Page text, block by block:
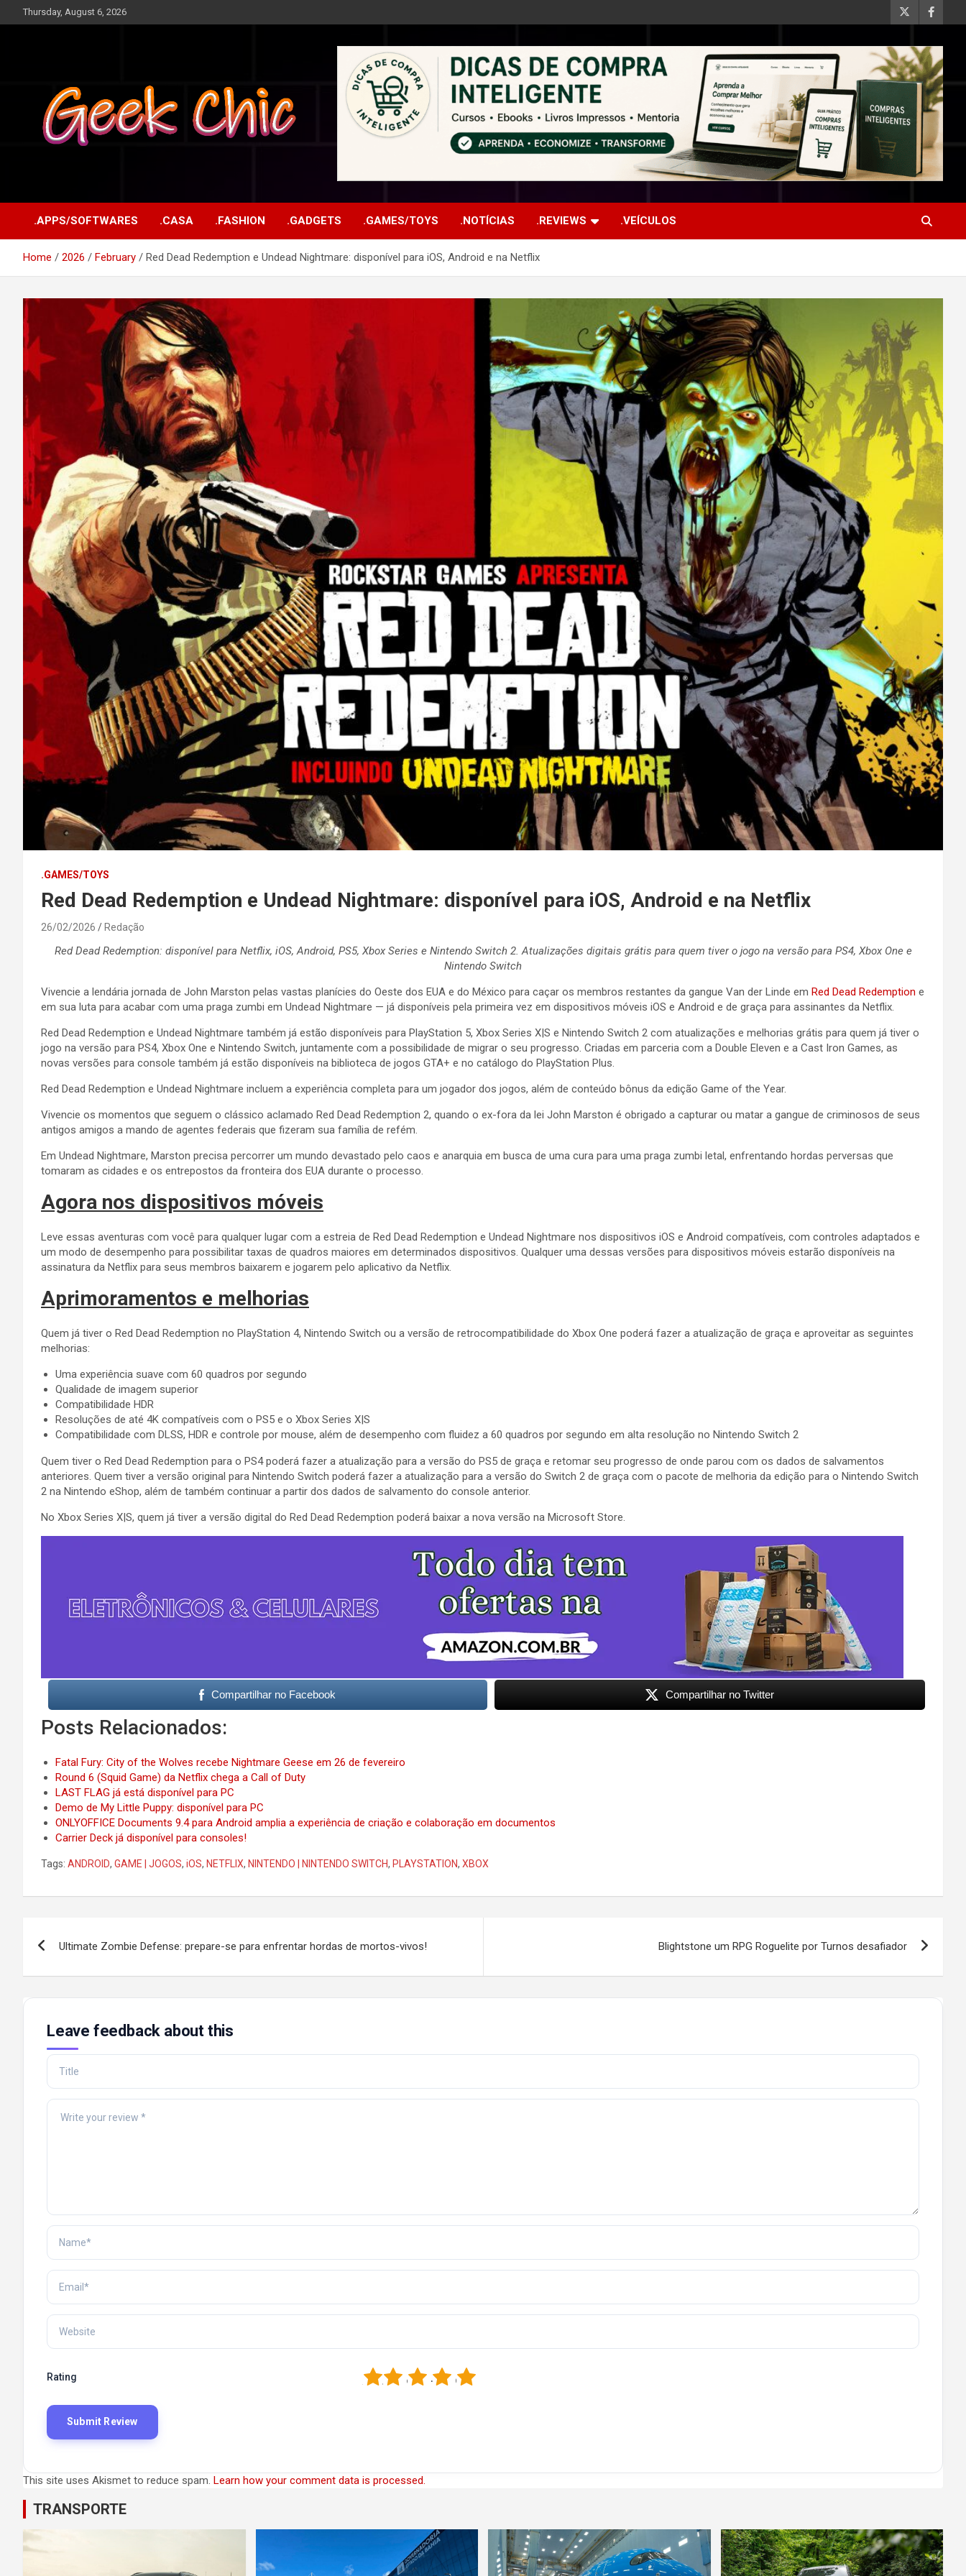
to
Thursday, August 6, 2026
.APPS/SOFTWARES .CASA .FASHION .GADGETS .GAMES/TOYS .NOTÍCIAS .REVIEWS .VEÍCULOS
Home 2026 February Red Dead Redemption e Undead Nightmare: disponível para iOS, Android e na Netflix
.GAMES/TOYS
Red Dead Redemption e Undead Nightmare: disponível para iOS, Android e na Netflix
26/02/2026 Redação
Red Dead Redemption: disponível para Netflix, iOS, Android, PS5, Xbox Series e Nintendo Switch 2. Atualizações digitais grátis para quem tiver o jogo na versão para PS4, Xbox One e
Nintendo Switch
Vivencie a lendária jornada de John Marston pelas vastas planícies do Oeste dos EUA e do México para caçar os membros restantes da gangue Van der Linde em Red Dead Redemption e
em sua luta para acabar com uma praga zumbi em Undead Nightmare — já disponíveis pela primeira vez em dispositivos móveis iOS e Android e de graça para assinantes da Netflix.
Red Dead Redemption e Undead Nightmare também já estão disponíveis para PlayStation 5, Xbox Series X|S e Nintendo Switch 2 com atualizações e melhorias grátis para quem já tiver o
jogo na versão para PS4, Xbox One e Nintendo Switch, juntamente com a possibilidade de migrar o seu progresso. Criadas em parceria com a Double Eleven e a Cast Iron Games, as
novas versões para console também já estão disponíveis na biblioteca de jogos GTA+ e no catálogo do PlayStation Plus.
Red Dead Redemption e Undead Nightmare incluem a experiência completa para um jogador dos jogos, além de conteúdo bônus da edição Game of the Year.
Vivencie os momentos que seguem o clássico aclamado Red Dead Redemption 2, quando o ex-fora da lei John Marston é obrigado a capturar ou matar a gangue de criminosos de seus
antigos amigos a mando de agentes federais que fizeram sua família de refém.
Em Undead Nightmare, Marston precisa percorrer um mundo devastado pelo caos e anarquia em busca de uma cura para uma praga zumbi letal, enfrentando hordas perversas que
tomaram as cidades e os entrepostos da fronteira dos EUA durante o processo.
Agora nos dispositivos móveis
Leve essas aventuras com você para qualquer lugar com a estreia de Red Dead Redemption e Undead Nightmare nos dispositivos iOS e Android compatíveis, com controles adaptados e
um modo de desempenho para possibilitar taxas de quadros maiores em determinados dispositivos. Qualquer uma dessas versões para dispositivos móveis estarão disponíveis na
assinatura da Netflix para seus membros baixarem e jogarem pelo aplicativo da Netflix.
Aprimoramentos e melhorias
Quem já tiver o Red Dead Redemption no PlayStation 4, Nintendo Switch ou a versão de retrocompatibilidade do Xbox One poderá fazer a atualização de graça e aproveitar as seguintes
melhorias:
Uma experiência suave com 60 quadros por segundo
Qualidade de imagem superior
Compatibilidade HDR
Resoluções de até 4K compatíveis com o PS5 e o Xbox Series X|S
Compatibilidade com DLSS, HDR e controle por mouse, além de desempenho com fluidez a 60 quadros por segundo em alta resolução no Nintendo Switch 2
Quem tiver o Red Dead Redemption para o PS4 poderá fazer a atualização para a versão do PS5 de graça e retomar seu progresso de onde parou com os dados de salvamentos
anteriores. Quem tiver a versão original para Nintendo Switch poderá fazer a atualização para a versão do Switch 2 de graça com o pacote de melhoria da edição para o Nintendo Switch
2 na Nintendo eShop, além de também continuar a partir dos dados de salvamento do console anterior.
No Xbox Series X|S, quem já tiver a versão digital do Red Dead Redemption poderá baixar a nova versão na Microsoft Store.
Compartilhar no Facebook Compartilhar no Twitter
Posts Relacionados:
Fatal Fury: City of the Wolves recebe Nightmare Geese em 26 de fevereiro
Round 6 (Squid Game) da Netflix chega a Call of Duty
LAST FLAG já está disponível para PC
Demo de My Little Puppy: disponível para PC
ONLYOFFICE Documents 9.4 para Android amplia a experiência de criação e colaboração em documentos
Carrier Deck já disponível para consoles!
Tags: ANDROID, GAME | JOGOS, iOS, NETFLIX, NINTENDO | NINTENDO SWITCH, PLAYSTATION, XBOX
Ultimate Zombie Defense: prepare-se para enfrentar hordas de mortos-vivos! Blightstone um RPG Roguelite por Turnos desafiador
Leave feedback about this
Rating 5
4
3
2
This site uses Akismet to reduce spam. Learn how your comment data is processed.
TRANSPORTE